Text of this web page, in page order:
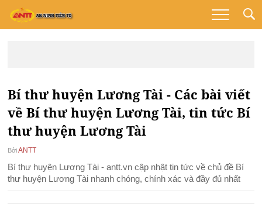
Bí thư huyện Lương Tài - Các bài viết
về Bí thư huyện Lương Tài, tin tức Bí
thư huyện Lương Tài
Bởi ANTT
Bí thư huyện Lương Tài - antt.vn cập nhật tin tức về chủ đề Bí
thư huyện Lương Tài nhanh chóng, chính xác và đầy đủ nhất